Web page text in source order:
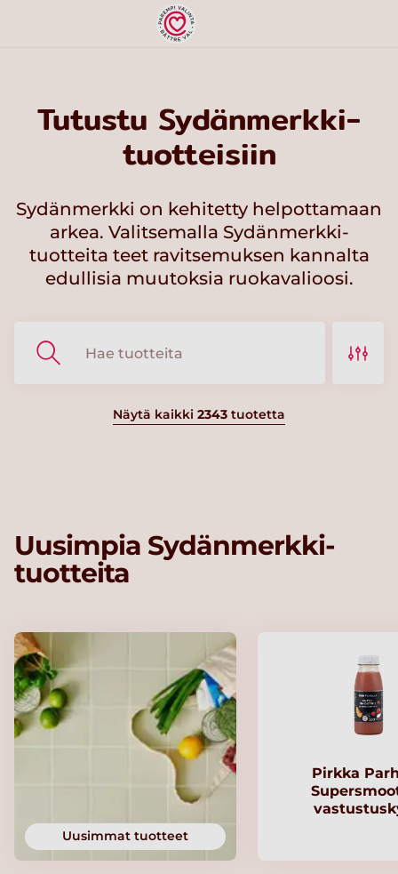
Tutustu Sydänmerkki-
tuotteisiin
Sydänmerkki on kehitetty helpottamaan
arkea. Valitsemalla Sydänmerkki-
tuotteita teet ravitsemuksen kannalta
edullisia muutoksia ruokavalioosi.
Näytä kaikki 2343 tuotetta
Uusimpia Sydänmerkki-
tuotteita
Uusimmat tuotteet
Pirkka